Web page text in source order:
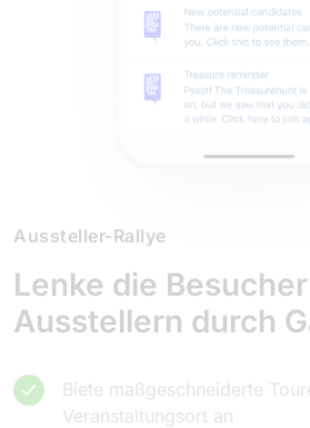
Aussteller-Rallye
Lenke die
Ausstellern durch
Biete maßgeschneiderte
Veranstaltungsort an